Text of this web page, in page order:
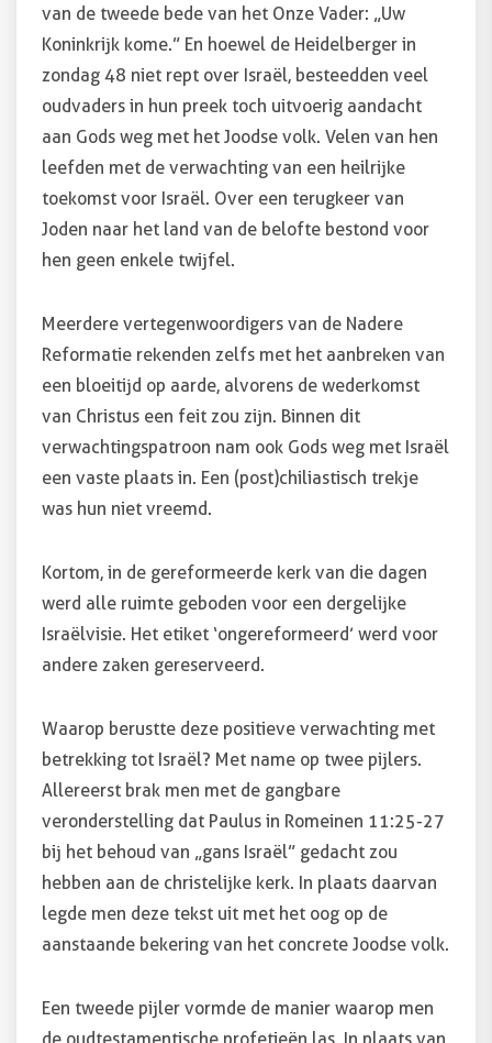
van de tweede bede van het Onze Vader: „Uw
Koninkrijk kome.” En hoewel de Heidelberger in
zondag 48 niet rept over Israël, besteedden veel
oudvaders in hun preek toch uitvoerig aandacht
aan Gods weg met het Joodse volk. Velen van hen
leefden met de verwachting van een heilrijke
toekomst voor Israël. Over een terugkeer van
Joden naar het land van de belofte bestond voor
hen geen enkele twijfel.
Meerdere vertegenwoordigers van de Nadere
Reformatie rekenden zelfs met het aanbreken van
een bloeitijd op aarde, alvorens de wederkomst
van Christus een feit zou zijn. Binnen dit
verwachtingspatroon nam ook Gods weg met Israël
een vaste plaats in. Een (post)chiliastisch trekje
was hun niet vreemd.
Kortom, in de gereformeerde kerk van die dagen
werd alle ruimte geboden voor een dergelijke
Israëlvisie. Het etiket ‘ongereformeerd’ werd voor
andere zaken gereserveerd.
Waarop berustte deze positieve verwachting met
betrekking tot Israël? Met name op twee pijlers.
Allereerst brak men met de gangbare
veronderstelling dat Paulus in Romeinen 11:25-27
bij het behoud van „gans Israël” gedacht zou
hebben aan de christelijke kerk. In plaats daarvan
legde men deze tekst uit met het oog op de
aanstaande bekering van het concrete Joodse volk.
Een tweede pijler vormde de manier waarop men
de oudtestamentische profetieën las. In plaats van